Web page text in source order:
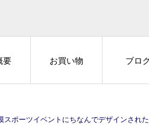
要 お買い物 ブロ
トにちなんでデザインされた提灯が飾られました。#